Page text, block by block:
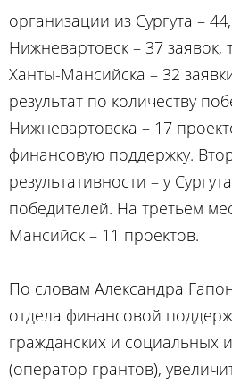
организации из Сургута –
Нижневартовск – 37 заявок,
Ханты-Мансийска – 32
результат по количеству
Нижневартовска – 17
финансовую поддержку.
результативности – у
победителей. На третьем
Мансийск – 11 проектов.
По словам Александра
отдела финансовой
гражданских и социальных
(оператор грантов),